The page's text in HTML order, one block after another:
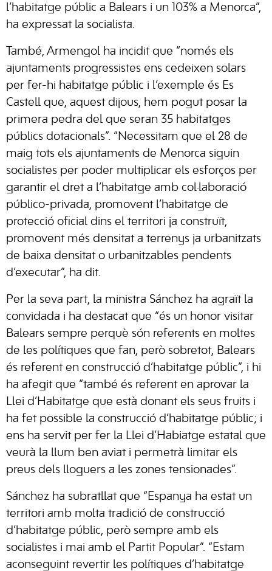
l’habitatge públic a Balears i un 103% a Menorca”,
ha expressat la socialista.
També, Armengol ha incidit que “només els
ajuntaments progressistes ens cedeixen solars
per fer-hi habitatge públic i l’exemple és Es
Castell que, aquest dijous, hem pogut posar la
primera pedra del que seran 35 habitatges
públics dotacionals”. “Necessitam que el 28 de
maig tots els ajuntaments de Menorca siguin
socialistes per poder multiplicar els esforços per
garantir el dret a l’habitatge amb col·laboració
público-privada, promovent l’habitatge de
protecció oficial dins el territori ja construït,
promovent més densitat a terrenys ja urbanitzats
de baixa densitat o urbanitzables pendents
d’executar”, ha dit.
Per la seva part, la ministra Sánchez ha agraït la
convidada i ha destacat que “és un honor visitar
Balears sempre perquè són referents en moltes
de les polítiques que fan, però sobretot, Balears
és referent en construcció d’habitatge públic”, i hi
ha afegit que “també és referent en aprovar la
Llei d’Habitatge que està donant els seus fruits i
ha fet possible la construcció d’habitatge públic; i
ens ha servit per fer la Llei d’Habiatge estatal que
veurà la llum ben aviat i permetrà limitar els
preus dels lloguers a les zones tensionades”.
Sánchez ha subratllat que “Espanya ha estat un
territori amb molta tradició de construcció
d’habitatge públic, però sempre amb els
socialistes i mai amb el Partit Popular”. “Estam
aconseguint revertir les polítiques d’habitatge